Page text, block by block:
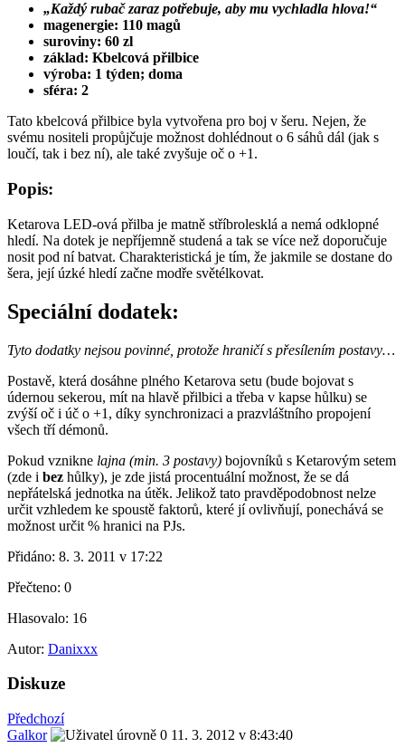
„Každý rubač zaraz potřebuje, aby mu vychladla hlova!“
magenergie: 110 magů
suroviny: 60 zl
základ: Kbelcová přilbice
výroba: 1 týden; doma
sféra: 2
Tato kbelcová přilbice byla vytvořena pro boj v šeru. Nejen, že
svému nositeli propůjčuje možnost dohlédnout o 6 sáhů dál (jak s
loučí, tak i bez ní), ale také zvyšuje oč o +1.
Popis:
Ketarova LED-ová přilba je matně stříbrolesklá a nemá odklopné
hledí. Na dotek je nepříjemně studená a tak se více než doporučuje
nosit pod ní batvat. Charakteristická je tím, že jakmile se dostane do
šera, její úzké hledí začne modře světélkovat.
Speciální dodatek:
Tyto dodatky nejsou povinné, protože hraničí s přesílením postavy…
Postavě, která dosáhne plného Ketarova setu (bude bojovat s
údernou sekerou, mít na hlavě přilbici a třeba v kapse hůlku) se
zvýší oč i úč o +1, díky synchronizaci a prazvláštního propojení
všech tří démonů.
Pokud vznikne lajna (min. 3 postavy) bojovníků s Ketarovým setem
(zde i bez hůlky), je zde jistá procentuální možnost, že se dá
nepřátelská jednotka na útěk. Jelikož tato pravděpodobnost nelze
určit vzhledem ke spoustě faktorů, které jí ovlivňují, ponechává se
možnost určit % hranici na PJs.
Přidáno: 8. 3. 2011 v 17:22
Přečteno: 0
Hlasovalo: 16
Autor: Danixxx
Diskuze
Předchozí
Galkor
11. 3. 2012 v 8:43:40